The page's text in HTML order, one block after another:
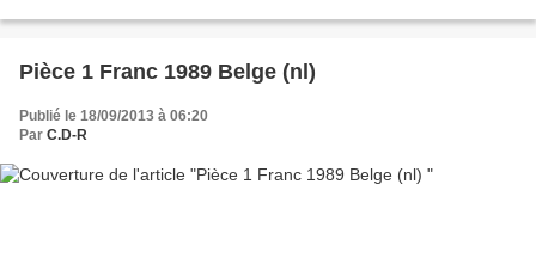
Pièce 1 Franc 1989 Belge (nl)
Publié le 18/09/2013 à 06:20
Par C.D-R